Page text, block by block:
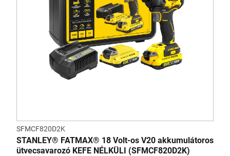
SFMCF820D2K
STANLEY® FATMAX® 18 Volt-os V20 akkumulátoros
ütvecsavarozó KEFE NÉLKÜLI (SFMCF820D2K)